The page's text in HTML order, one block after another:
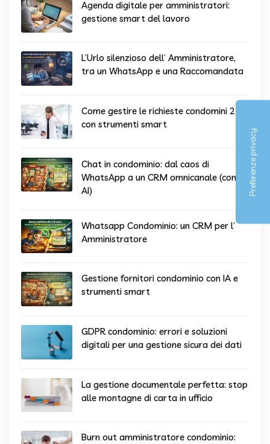
Agenda digitale per amministratori:
gestione smart del lavoro
L’Urlo silenzioso dell’ Amministratore,
tra un WhatsApp e una Raccomandata
Come gestire le richieste condomini 24/7
con strumenti smart
Chat in condominio: dal caos di
WhatsApp a un CRM omnicanale (con
AI)
Whatsapp Condominio: un CRM per l’
Amministratore
Gestione fornitori condominio con IA e
strumenti smart
GDPR condominio: errori e soluzioni
digitali per una gestione sicura dei dati
La gestione documentale perfetta: stop
alle montagne di carta in ufficio
Burn out amministratore condominio: